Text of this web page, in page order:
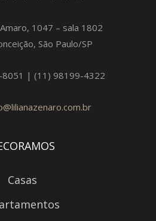
1047 – sala 1802
São Paulo/SP
8051 | (11) 98199-4322
Casas